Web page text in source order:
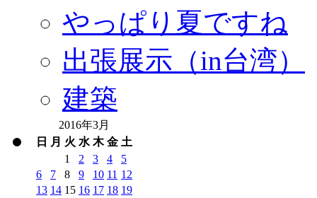
やっぱり夏ですね
出張展示（in台湾）
建築
2016年3月
日
月 火 水 木 金 土
1
2 3 4
5
6
7 8 9 10 11 12
13 14 15 16 17 18 19